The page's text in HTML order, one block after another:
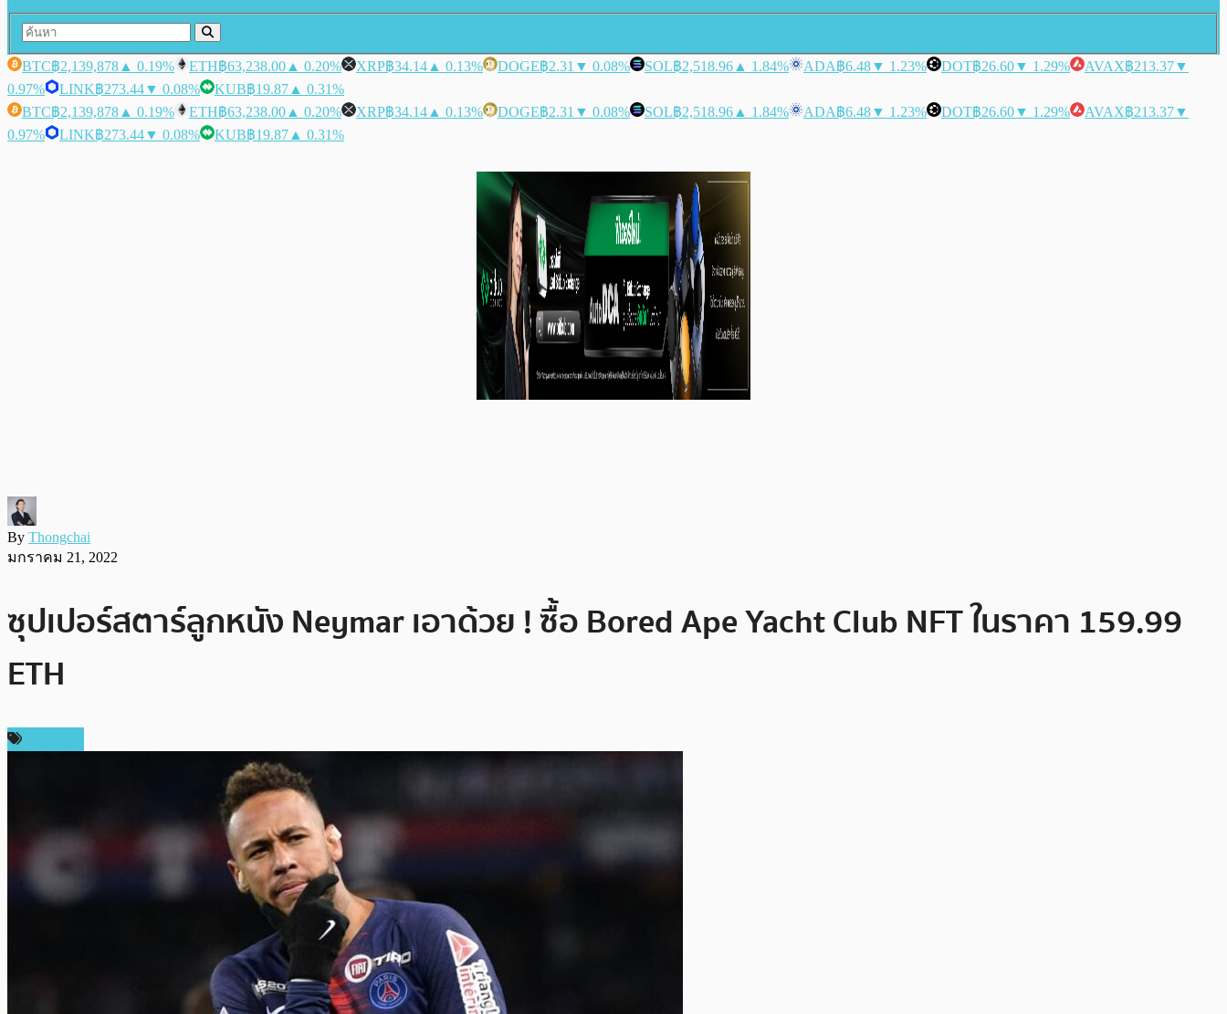
BTC฿2,139,878 ▲ 0.19% ETH฿63,238.00 ▲ 0.20% XRP฿34.14 ▲ 0.13% DOGE฿2.31 ▼ 0.08% SOL฿2,518.96 ▲ 1.84% ADA฿6.48▼ 1.23% DOT฿26.60▼ 1.29% AVAX฿213.37▼
0.97%
LINK฿273.44▼ 0.08% KUB฿19.87 ▲ 0.31%
BTC฿2,139,878 ▲ 0.19% ETH฿63,238.00 ▲ 0.20% XRP฿34.14 ▲ 0.13% DOGE฿2.31 ▼ 0.08% SOL฿2,518.96 ▲ 1.84% ADA฿6.48▼ 1.23% DOT฿26.60▼ 1.29% AVAX฿213.37▼
0.97%
LINK฿273.44▼ 0.08% KUB฿19.87 ▲ 0.31%
By Thongchai
มกราคม 21, 2022
ซุปเปอร์สตาร์ลูกหนัง Neymar เอาด้วย ! ซื้อ Bored Ape Yacht Club NFT ในราคา 159.99
ETH